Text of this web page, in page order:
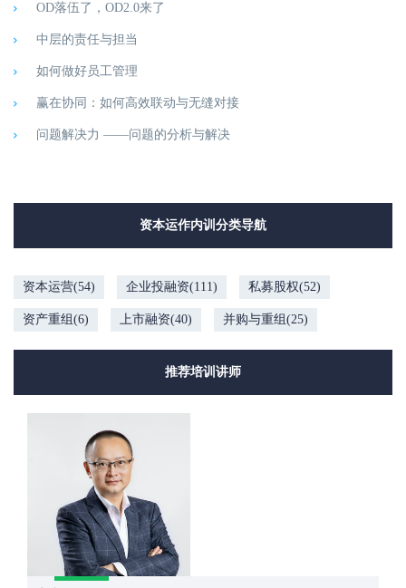
OD落伍了，OD2.0来了
中层的责任与担当
如何做好员工管理
赢在协同：如何高效联动与无缝对接
问题解决力 ——问题的分析与解决
资本运作内训分类导航
资本运营(54) 企业投融资(111) 私募股权(52)
资产重组(6) 上市融资(40) 并购与重组(25)
推荐培训讲师